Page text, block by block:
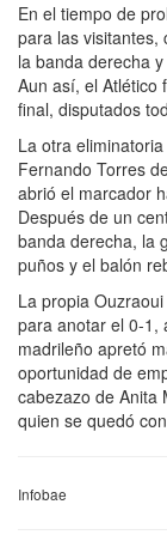
En el tiempo de
para las visitantes,
la banda derecha
Aun así, el Atlético
final, disputados
La otra
Fernando Torres
abrió el marcador
Después de un
banda derecha, la
puños y el balón
La propia
para anotar el 0-1,
madrileño apretó
oportunidad de
cabezazo de Anita
quien se quedó
Infobae